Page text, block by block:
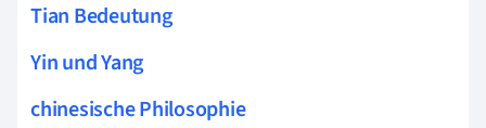
Tian Bedeutung
Yin und Yang
chinesische Philosophie